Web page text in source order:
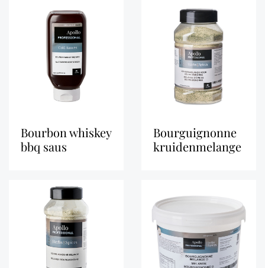
bourbon whiskey
bbq saus
bourguignonne
kruidenmelange